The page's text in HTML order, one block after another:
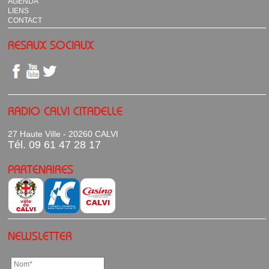
LIENS
CONTACT
RESAUX SOCIAUX
RADIO CALVI CITADELLE
27 Haute Ville - 20260 CALVI
Tél. 09 61 47 28 17
PARTENAIRES
NEWSLETTER